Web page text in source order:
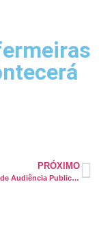
PRÓXIMO
Seeb participa de Audiência Publica sobre Saúde do Trabalhador